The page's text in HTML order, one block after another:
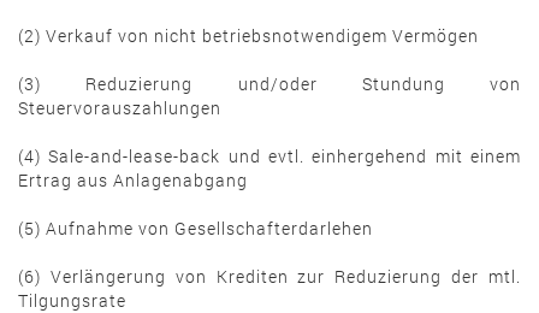
(2) Verkauf von nicht betriebsnotwendigem Vermögen
(3) Reduzierung und/oder Stundung von
Steuervorauszahlungen
(4) Sale-and-lease-back und evtl. einhergehend mit einem
Ertrag aus Anlagenabgang
(5) Aufnahme von Gesellschafterdarlehen
(6) Verlängerung von Krediten zur Reduzierung der mtl.
Tilgungsrate